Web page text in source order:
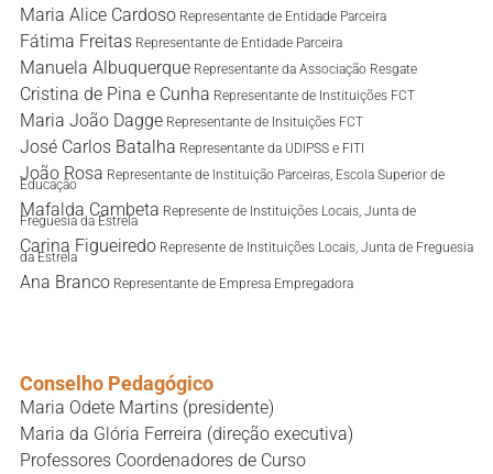
Maria Alice Cardoso Representante de Entidade Parceira
Fátima Freitas Representante de Entidade Parceira
Manuela Albuquerque Representante da Associação Resgate
Cristina de Pina e Cunha Representante de Instituições FCT
Maria João Dagge Representante de Insituições FCT
José Carlos Batalha Representante da UDIPSS e FITI
João Rosa Representante de Instituição Parceiras, Escola Superior de
Educação
Mafalda Cambeta Represente de Instituições Locais, Junta de
Freguesia da Estrela
Carina Figueiredo Represente de Instituições Locais, Junta de Freguesia
da Estrela
Ana Branco Representante de Empresa Empregadora
Conselho Pedagógico
Maria Odete Martins (presidente)
Maria da Glória Ferreira (direção executiva)
Professores Coordenadores de Curso